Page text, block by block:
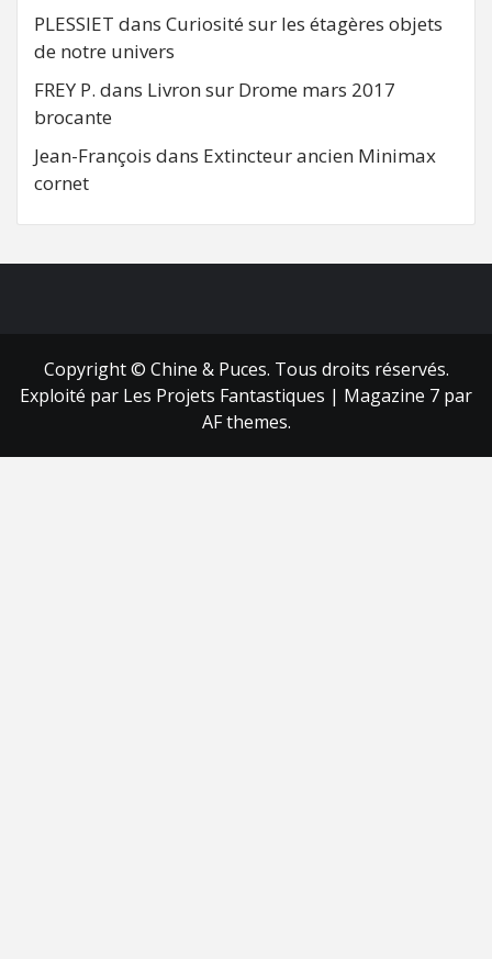
PLESSIET dans Curiosité sur les étagères objets
de notre univers
FREY P. dans Livron sur Drome mars 2017
brocante
Jean-François dans Extincteur ancien Minimax
cornet
Copyright © Chine & Puces. Tous droits réservés.
Exploité par Les Projets Fantastiques | Magazine 7 par
AF themes.